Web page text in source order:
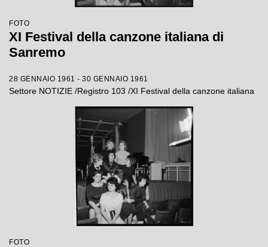
FOTO
XI Festival della canzone italiana di
Sanremo
28 GENNAIO 1961 - 30 GENNAIO 1961
Settore NOTIZIE /Registro 103 /XI Festival della canzone italiana
FOTO